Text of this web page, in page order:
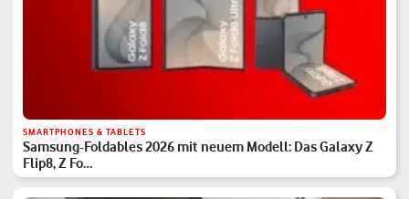
SMARTPHONES & TABLETS
Samsung-Foldables 2026 mit neuem Modell: Das Galaxy Z
Flip8, Z Fo…